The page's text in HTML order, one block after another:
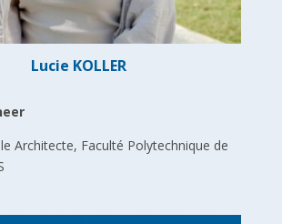
Lucie KOLLER
Architecte, Faculté Polytechnique de